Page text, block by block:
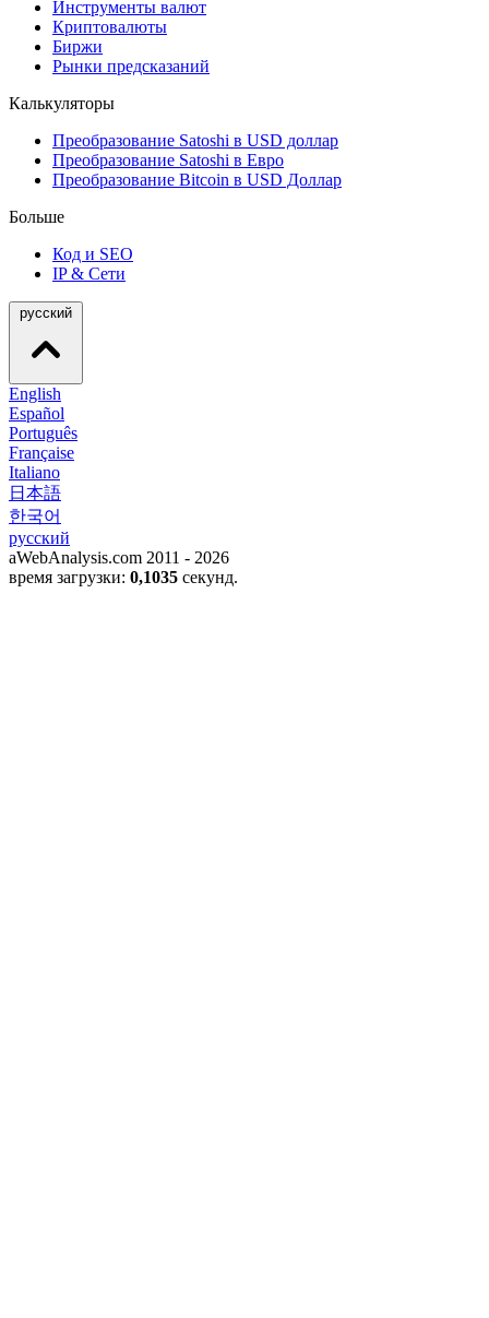
Инструменты валют
Криптовалюты
Биржи
Рынки предсказаний
Калькуляторы
Преобразование Satoshi в USD доллар
Преобразование Satoshi в Евро
Преобразование Bitcoin в USD Доллар
Больше
Код и SEO
IP & Сети
English
Español
Português
Française
Italiano
日本語
한국어
русский
aWebAnalysis.com 2011 - 2026
время загрузки: 0,1035 секунд.